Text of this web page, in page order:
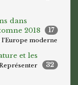
dans
17
2018
moderne
et les
32